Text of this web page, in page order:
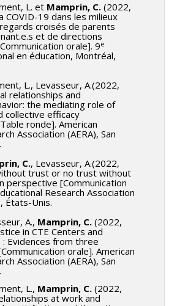
L. et Mamprin, C. (2022,
COVID-19 dans les milieux
croisés de parents
et de directions
orale]. 9e
en éducation, Montréal,
L., Levasseur, A.(2022,
relationships and
the mediating role of
collective efficacy
ronde]. American
Association (AERA), San
C., Levasseur, A.(2022,
trust or no trust without
perspective [Communication
Research Association
États-Unis.
A., Mamprin, C. (2022,
in CTE Centers and
: Evidences from three
orale]. American
Association (AERA), San
L., Mamprin, C. (2022,
at work and